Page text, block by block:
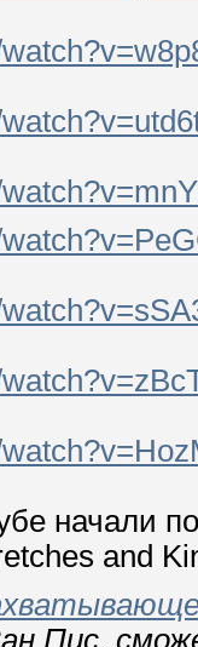
начали
and
Пис,